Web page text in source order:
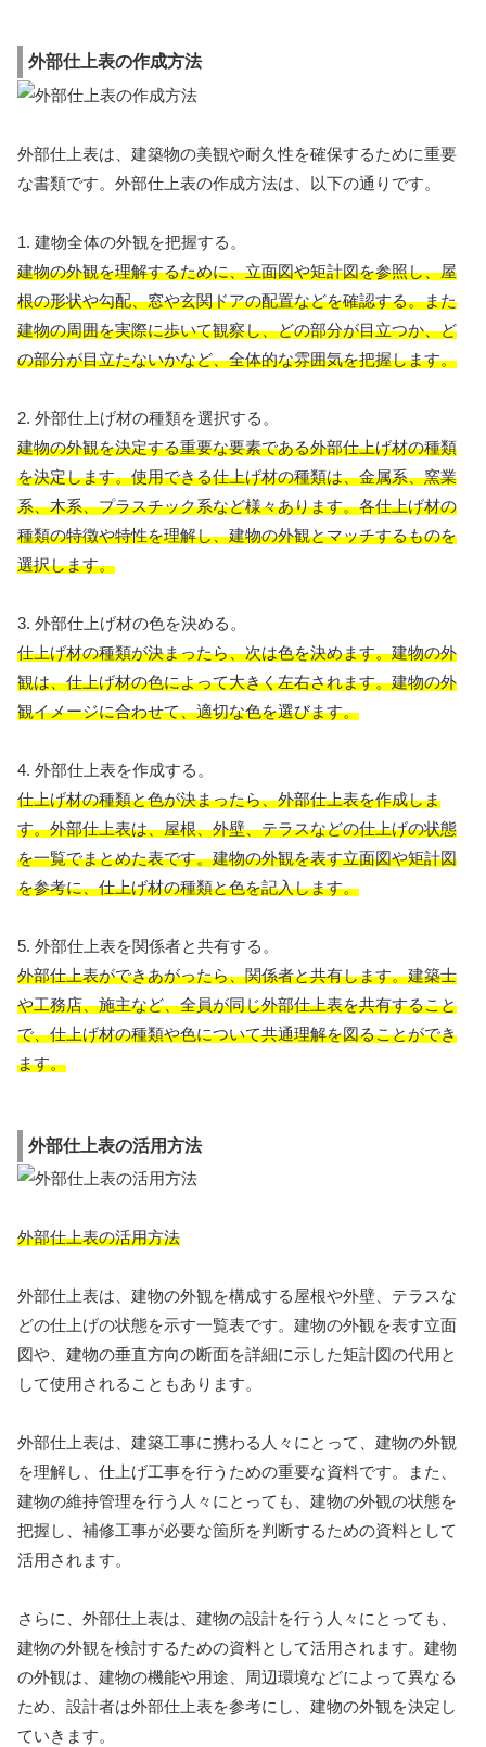
外部仕上表の作成方法
外部仕上表は、建築物の美観や耐久性を確保するために重要
な書類です。外部仕上表の作成方法は、以下の通りです。
1. 建物全体の外観を把握する。
建物の外観を理解するために、立面図や矩計図を参照し、屋
根の形状や勾配、窓や玄関ドアの配置などを確認する。また
建物の周囲を実際に歩いて観察し、どの部分が目立つか、ど
の部分が目立たないかなど、全体的な雰囲気を把握します。
2. 外部仕上げ材の種類を選択する。
建物の外観を決定する重要な要素である外部仕上げ材の種類
を決定します。使用できる仕上げ材の種類は、金属系、窯業
系、木系、プラスチック系など様々あります。各仕上げ材の
種類の特徴や特性を理解し、建物の外観とマッチするものを
選択します。
3. 外部仕上げ材の色を決める。
仕上げ材の種類が決まったら、次は色を決めます。建物の外
観は、仕上げ材の色によって大きく左右されます。建物の外
観イメージに合わせて、適切な色を選びます。
4. 外部仕上表を作成する。
仕上げ材の種類と色が決まったら、外部仕上表を作成しま
す。外部仕上表は、屋根、外壁、テラスなどの仕上げの状態
を一覧でまとめた表です。建物の外観を表す立面図や矩計図
を参考に、仕上げ材の種類と色を記入します。
5. 外部仕上表を関係者と共有する。
外部仕上表ができあがったら、関係者と共有します。建築士
や工務店、施主など、全員が同じ外部仕上表を共有すること
で、仕上げ材の種類や色について共通理解を図ることができ
ます。
外部仕上表の活用方法
外部仕上表の活用方法
外部仕上表は、建物の外観を構成する屋根や外壁、テラスな
どの仕上げの状態を示す一覧表です。建物の外観を表す立面
図や、建物の垂直方向の断面を詳細に示した矩計図の代用と
して使用されることもあります。
外部仕上表は、建築工事に携わる人々にとって、建物の外観
を理解し、仕上げ工事を行うための重要な資料です。また、
建物の維持管理を行う人々にとっても、建物の外観の状態を
把握し、補修工事が必要な箇所を判断するための資料として
活用されます。
さらに、外部仕上表は、建物の設計を行う人々にとっても、
建物の外観を検討するための資料として活用されます。建物
の外観は、建物の機能や用途、周辺環境などによって異なる
ため、設計者は外部仕上表を参考にし、建物の外観を決定し
ていきます。